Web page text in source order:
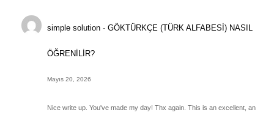
simple solution -GÖKTÜRKÇE (TÜRK ALFABESİ) NASIL
ÖĞRENİLİR?
Mayıs 20, 2026
Nice write up. You've made my day! Thx again. This is an excellent, an